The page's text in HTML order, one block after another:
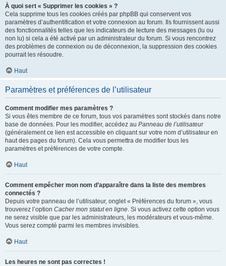
À quoi sert « Supprimer les cookies » ?
Cela supprime tous les cookies créés par phpBB qui conservent vos
paramètres d’authentification et votre connexion au forum. Ils fournissent aussi
des fonctionnalités telles que les indicateurs de lecture des messages (lu ou
non lu) si cela a été activé par un administrateur du forum. Si vous rencontrez
des problèmes de connexion ou de déconnexion, la suppression des cookies
pourrait les résoudre.
Haut
Paramètres et préférences de l’utilisateur
Comment modifier mes paramètres ?
Si vous êtes membre de ce forum, tous vos paramètres sont stockés dans notre
base de données. Pour les modifier, accédez au Panneau de l’utilisateur
(généralement ce lien est accessible en cliquant sur votre nom d’utilisateur en
haut des pages du forum). Cela vous permettra de modifier tous les
paramètres et préférences de votre compte.
Haut
Comment empêcher mon nom d’apparaître dans la liste des membres
connectés ?
Depuis votre panneau de l’utilisateur, onglet « Préférences du forum », vous
trouverez l’option Cacher mon statut en ligne. Si vous activez cette option vous
ne serez visible que par les administrateurs, les modérateurs et vous-même.
Vous serez compté parmi les membres invisibles.
Haut
Les heures ne sont pas correctes !